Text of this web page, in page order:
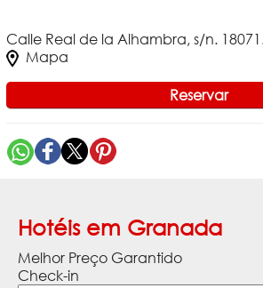
Calle Real de la Alhambra, s/n.
Mapa
Reservar
Hotéis em Granada
Melhor Preço Garantido
Check-in